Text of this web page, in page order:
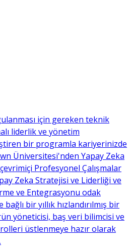
için gereken teknik
liderlik ve yönetim
bir programla kariyerinizde
Üniversitesi'nden Yapay Zeka
Profesyonel Çalışmalar
Zeka Stratejisi ve Liderliği ve
ve Entegrasyonu odak
bir yıllık hızlandırılmış bir
yöneticisi, baş veri bilimcisi ve
üstlenmeye hazır olarak